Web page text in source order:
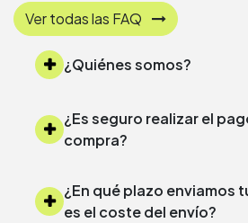
Ver todas las FAQ
¿Quiénes somos?
¿Es seguro realizar el pago de una
compra?
¿En qué plazo enviamos tu compra y cuál
es el coste del envío?